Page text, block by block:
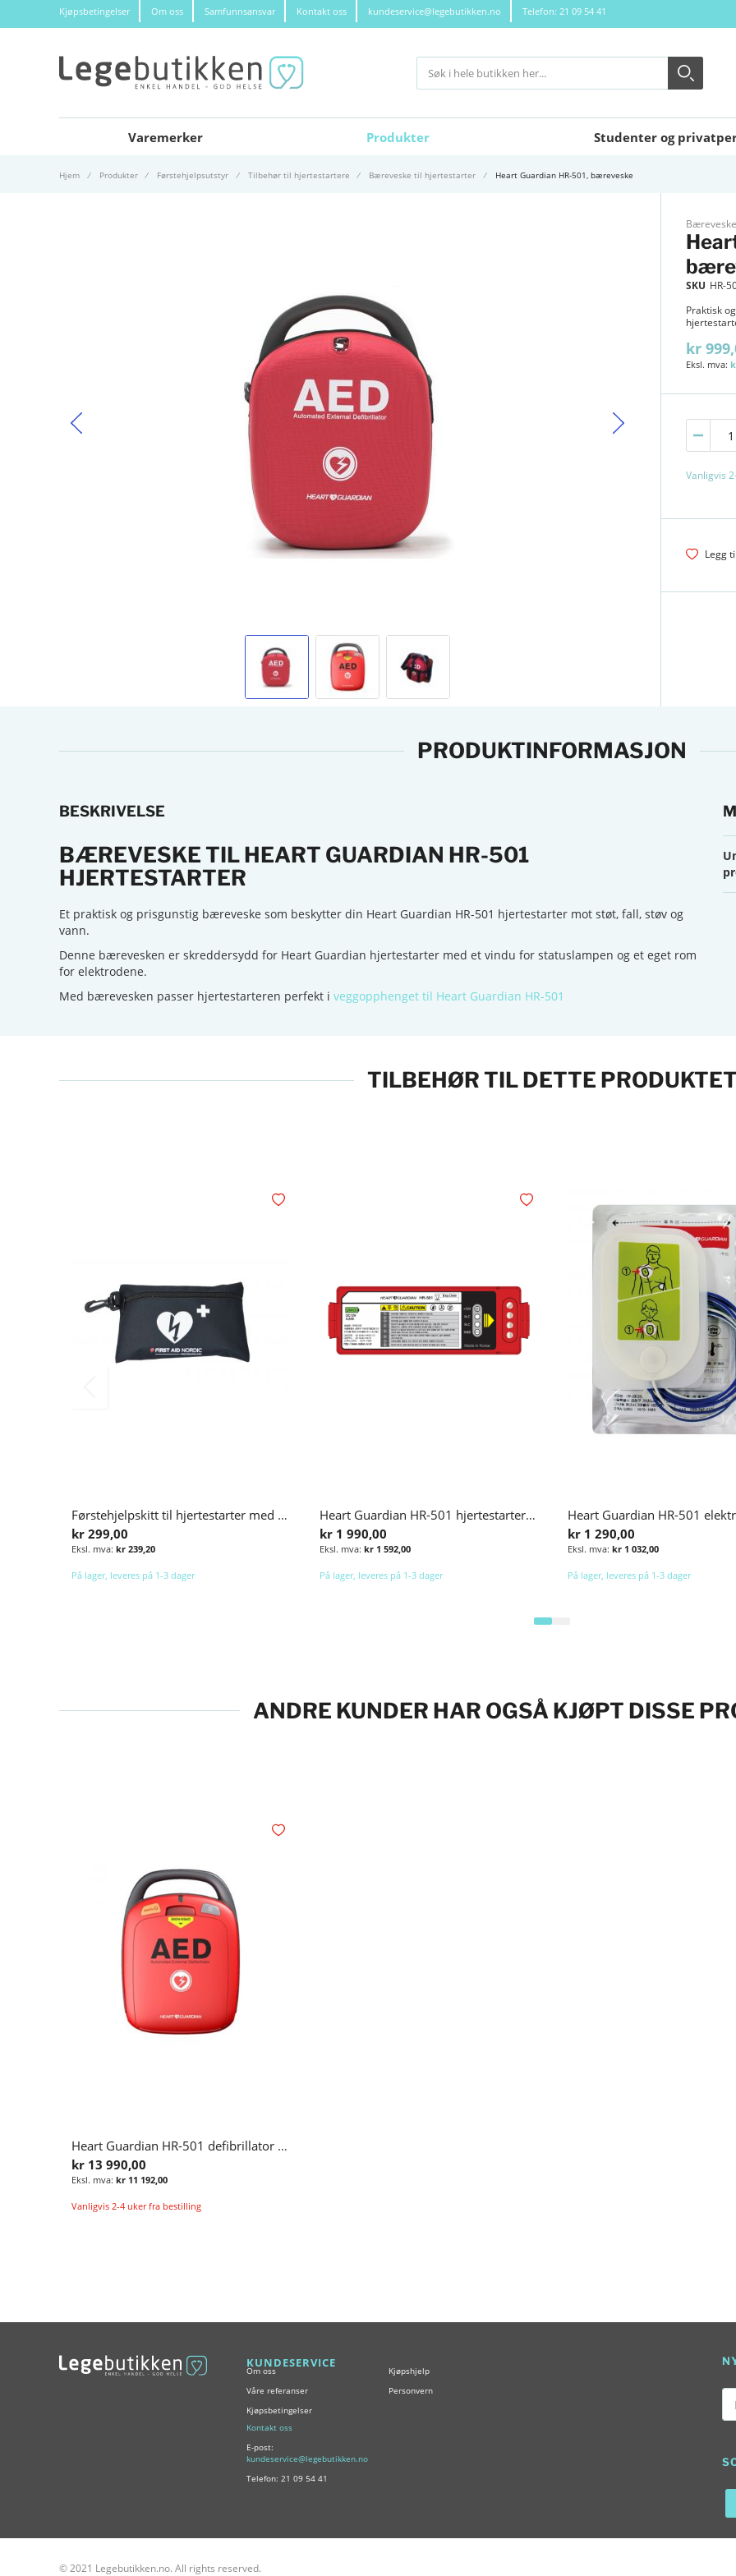
Kjøpsbetingelser Om oss Samfunnsansvar Kontakt oss kundeservice@legebutikken.no Telefon: 21 09 54 41
Søk
Close search
Søk
Varemerker Produkter Studenter og
Hjem Produkter Førstehjelpsutstyr Tilbehør til hjertestartere Bæreveske til hjertestarter Heart Guardian HR-501, bæreveske
SKU HR-
Praktisk
kr
Vanligvis
Legg
PRODUKTINFORMASJON
BESKRIVELSE
BÆREVESKE TIL HEART GUARDIAN HR-501
HJERTESTARTER
Et praktisk og prisgunstig bæreveske som beskytter din Heart Guardian HR-501 hjertestarter mot støt, fall, støv og
vann.
Denne bærevesken er skreddersydd for Heart Guardian hjertestarter med et vindu for statuslampen og et eget rom
for elektrodene.
Med bærevesken passer hjertestarteren perfekt i veggopphenget til Heart Guardian HR-501
TILBEHØR TIL DETTE PRODUKTET
Førstehjelpskitt til hjertestarter med pocketmaske
kr 299,00
kr 239,20
På lager, leveres på 1-3 dager Legg i handlekurv
Legg i ønskelisten
Heart Guardian HR-501 hjertestarterbatteri
kr 1 990,00
kr 1 592,00
På lager, leveres på 1-3 dager Legg i handlekurv
Legg i ønskelisten
Heart Guardian HR-501
kr 1 290,00
kr 1 032,00
På lager, leveres på 1-3 dager
ANDRE KUNDER HAR OGSÅ KJØPT DISSE
Heart Guardian HR-501 defibrillator (English voice promt)
kr 13 990,00
kr 11 192,00
Vanligvis 2-4 uker fra bestilling
Legg i ønskelisten
KUNDESERVICE
Om oss
Våre referanser
Kjøpsbetingelser
Kontakt oss
E-post:
kundeservice@legebutikken.no
Telefon: 21 09 54 41
Kjøpshjelp
Personvern
© 2021 Legebutikken.no. All rights reserved.